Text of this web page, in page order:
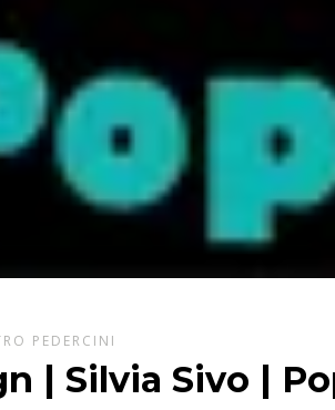
PEDERCINI
| Silvia Sivo |